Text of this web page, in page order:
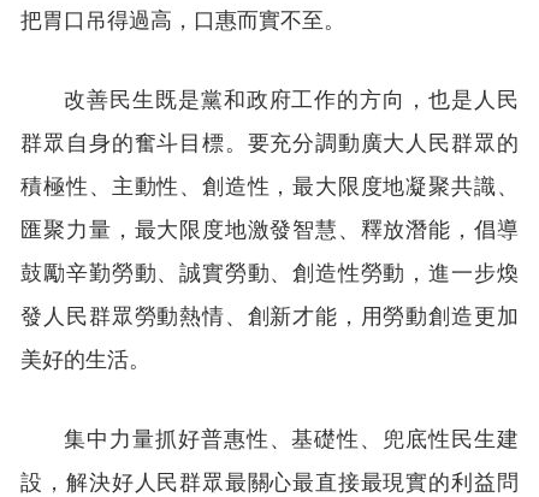
把胃口吊得過高，口惠而實不至。
改善民生既是黨和政府工作的方向，也是人民
群眾自身的奮斗目標。要充分調動廣大人民群眾的
積極性、主動性、創造性，最大限度地凝聚共識、
匯聚力量，最大限度地激發智慧、釋放潛能，倡導
鼓勵辛勤勞動、誠實勞動、創造性勞動，進一步煥
發人民群眾勞動熱情、創新才能，用勞動創造更加
美好的生活。
集中力量抓好普惠性、基礎性、兜底性民生建
設，解決好人民群眾最關心最直接最現實的利益問